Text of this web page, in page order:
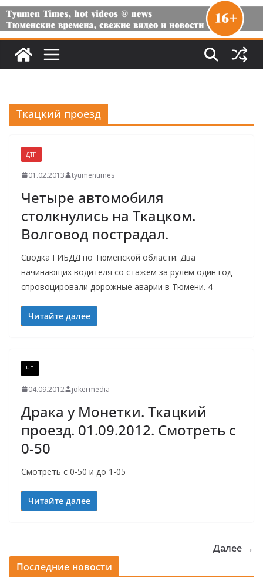
Ткацкий проезд
ДТП
01.02.2013 tyumentimes
Четыре автомобиля
столкнулись на Ткацком.
Волговод пострадал.
Сводка ГИБДД по Тюменской области: Два
начинающих водителя со стажем за рулем один год
спровоцировали дорожные аварии в Тюмени. 4
Читайте далее
ЧП
04.09.2012 jokermedia
Драка у Монетки. Ткацкий
проезд. 01.09.2012. Смотреть с
0-50
Смотреть с 0-50 и до 1-05
Читайте далее
Далее →
Последние новости